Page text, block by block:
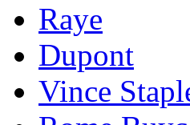
Raye
Dupont
Vince